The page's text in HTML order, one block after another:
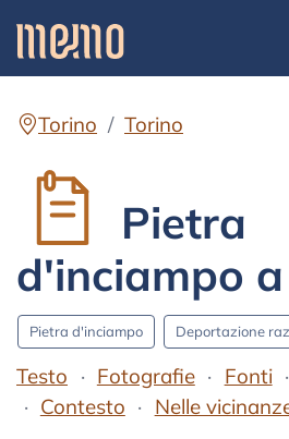
Torino Torino
Pietra
d'inciampo a
Pietra d'inciampo Deportazione
Testo Fotografie Fonti
Contesto
Nelle